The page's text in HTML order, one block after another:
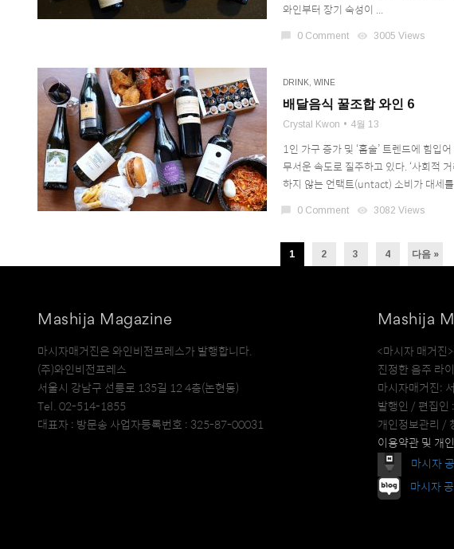
와인부터 장기 숙성이 ...
chat_bubble 0 Comment visibility 3005 Views
DRINK WINE
배달음식 꿀조합 와인 6
Crystal Kwon 4월 13
1인 가구 증가 및 ‘홈술’ 트렌드에 힘입
무서운 속도로 질주하고 있다. ‘사회적
하지 않는 언택트(untact) 소비가 대세
chat_bubble 0 Comment visibility 3082 Views
1 2 3 4 다음 »
Mashija Magazine
마시자매거진은 와인비전프레스가 발행합니다.
(주)와인비전프레스
서울시 강남구 선릉로 135길 12 4층(논현동)
Tel. 02-514-1855
대표자 : 방문송 사업자등록번호 : 325-87-00031
Mashija
<마시자 매거진
진정한 음주 라
마시자매거진:
발행인 / 편집인
개인정보관리 /
이용약관 및 개
마시자
마시자